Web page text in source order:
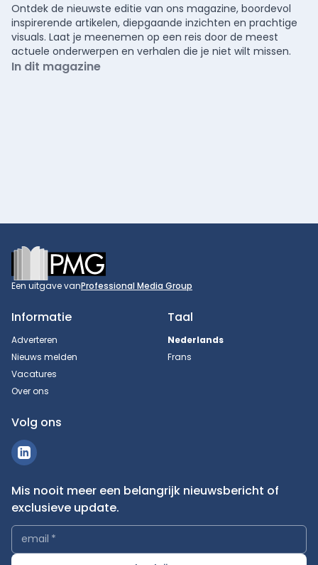
Ontdek de nieuwste editie van ons magazine, boordevol
inspirerende artikelen, diepgaande inzichten en prachtige
visuals. Laat je meenemen op een reis door de meest
actuele onderwerpen en verhalen die je niet wilt missen.
In dit magazine
Footer
Een uitgave vanProfessional Media Group
Informatie
Adverteren
Nieuws melden
Vacatures
Over ons
Taal
Nederlands
Frans
Volg ons
Mis nooit meer een belangrijk nieuwsbericht of
exclusieve update.
email *